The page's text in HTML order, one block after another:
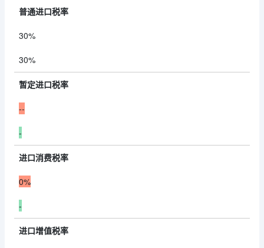
普通进口税率
30%
30%
暂定进口税率
--
-
进口消费税率
0%
-
进口增值税率